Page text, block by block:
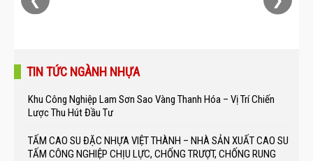
TIN TỨC NGÀNH NHỰA
Khu Công Nghiệp Lam Sơn Sao Vàng Thanh Hóa – Vị Trí Chiến
Lược Thu Hút Đầu Tư
TẤM CAO SU ĐẶC NHỰA VIỆT THÀNH – NHÀ SẢN XUẤT CAO SU
TẤM CÔNG NGHIỆP CHỊU LỰC, CHỐNG TRƯỢT, CHỐNG RUNG